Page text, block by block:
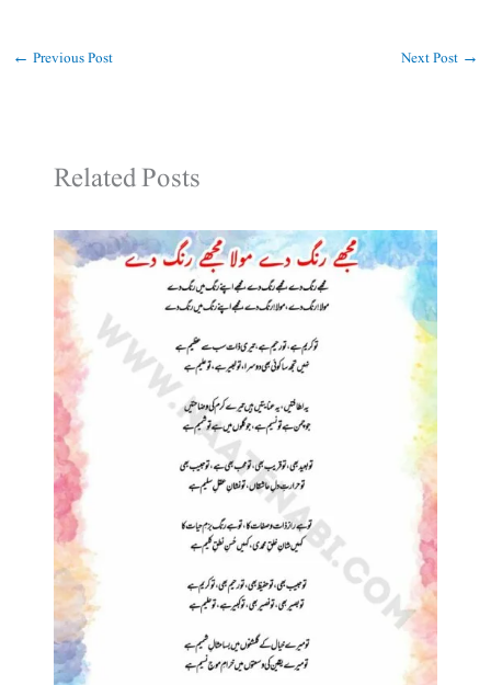
← Previous Post Next Post →
Related Posts